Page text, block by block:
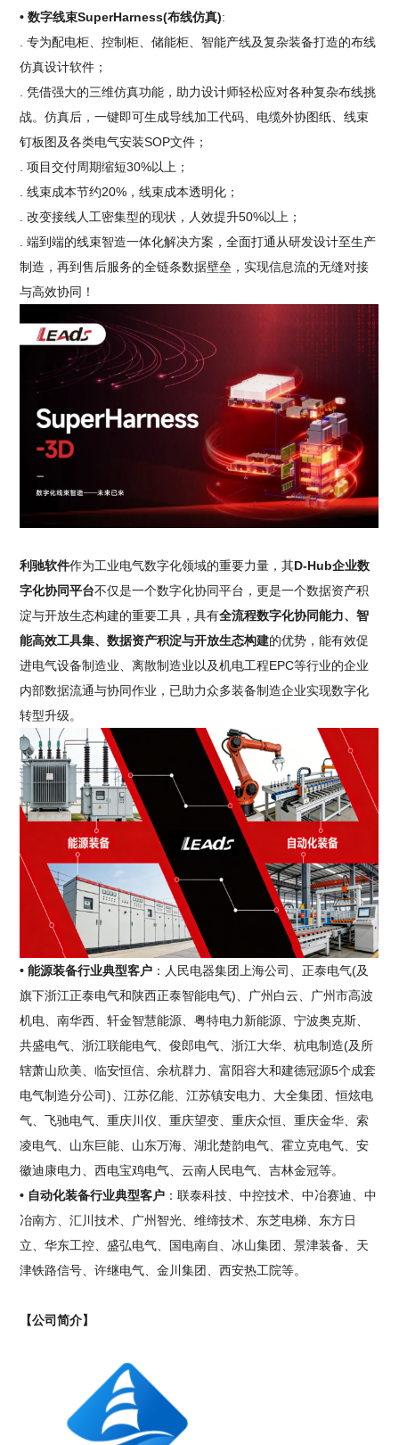
• 数字线束SuperHarness(布线仿真):
. 专为配电柜、控制柜、储能柜、智能产线及复杂装备打造的布线
仿真设计软件；
. 凭借强大的三维仿真功能，助力设计师轻松应对各种复杂布线挑
战。仿真后，一键即可生成导线加工代码、电缆外协图纸、线束
钉板图及各类电气安装SOP文件；
. 项目交付周期缩短30%以上；
. 线束成本节约20%，线束成本透明化；
. 改变接线人工密集型的现状，人效提升50%以上；
. 端到端的线束智造一体化解决方案，全面打通从研发设计至生产
制造，再到售后服务的全链条数据壁垒，实现信息流的无缝对接
与高效协同！
利驰软件作为工业电气数字化领域的重要力量，其D-Hub企业数
字化协同平台不仅是一个数字化协同平台，更是一个数据资产积
淀与开放生态构建的重要工具，具有全流程数字化协同能力、智
能高效工具集、数据资产积淀与开放生态构建的优势，能有效促
进电气设备制造业、离散制造业以及机电工程EPC等行业的企业
内部数据流通与协同作业，已助力众多装备制造企业实现数字化
转型升级。
• 能源装备行业典型客户 ：人民电器集团上海公司、正泰电气(及
旗下浙江正泰电气和陕西正泰智能电气)、广州白云、广州市高波
机电、南华西、轩金智慧能源、粤特电力新能源、宁波奥克斯、
共盛电气、浙江联能电气、俊郎电气、浙江大华、杭电制造(及所
辖萧山欣美、临安恒信、余杭群力、富阳容大和建德冠源5个成套
电气制造分公司)、江苏亿能、江苏镇安电力、大全集团、恒炫电
气、飞驰电气、重庆川仪、重庆望变、重庆众恒、重庆金华、索
凌电气、山东巨能、山东万海、湖北楚韵电气、霍立克电气、安
徽迪康电力、西电宝鸡电气、云南人民电气、吉林金冠等。
• 自动化装备行业典型客户 ：联泰科技、中控技术、中冶赛迪、中
冶南方、汇川技术、广州智光、维缔技术、东芝电梯、东方日
立、华东工控、盛弘电气、国电南自、冰山集团、景津装备、天
津铁路信号、许继电气、金川集团、西安热工院等。
【公司简介】